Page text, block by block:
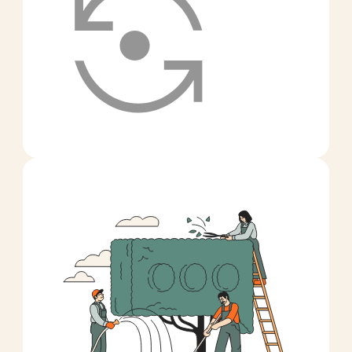
чтобы справиться с новыми
Но, сталкиваясь с неизвестным,
мы не опускаем руки,
а с интересом ищем возможные
решения — задаем вопросы,
что важно